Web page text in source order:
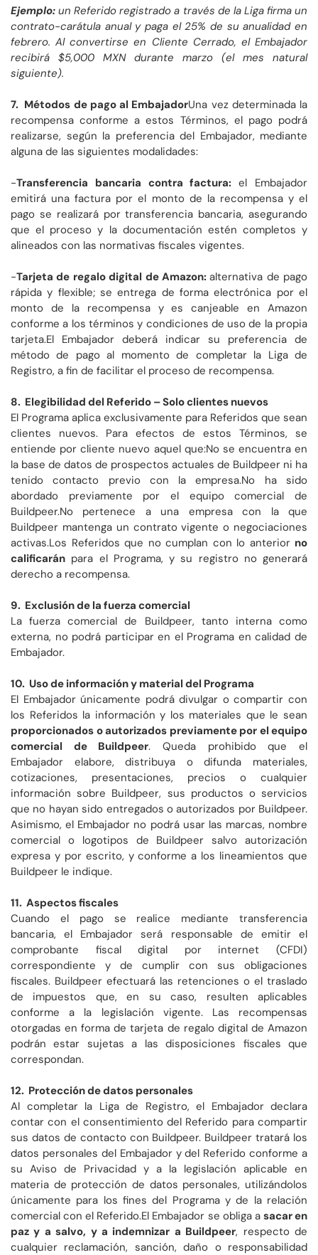
Ejemplo:un Referido registrado a través de la Liga firma un
contrato-carátula anual y paga el 25% de su anualidad en
febrero. Al convertirse en Cliente Cerrado, el Embajador
recibirá $5,000 MXN durante marzo (el mes natural
siguiente).
7. Métodos de pago al EmbajadorUna vez determinada la
recompensa conforme a estos Términos, el pago podrá
realizarse, según la preferencia del Embajador, mediante
alguna de las siguientes modalidades:
-Transferencia bancaria contra factura:el Embajador
emitirá una factura por el monto de la recompensa y el
pago se realizará por transferencia bancaria, asegurando
que el proceso y la documentación estén completos y
alineados con las normativas fiscales vigentes.
-Tarjeta de regalo digital de Amazon:alternativa de pago
rápida y flexible; se entrega de forma electrónica por el
monto de la recompensa y es canjeable en Amazon
conforme a los términos y condiciones de uso de la propia
tarjeta.El Embajador deberá indicar su preferencia de
método de pago al momento de completar la Liga de
Registro, a fin de facilitar el proceso de recompensa.
8. Elegibilidad del Referido – Solo clientes nuevos
El Programa aplica exclusivamente para Referidos que sean
clientes nuevos. Para efectos de estos Términos, se
entiende por cliente nuevo aquel que:No se encuentra en
la base de datos de prospectos actuales de Buildpeer ni ha
tenido contacto previo con la empresa.No ha sido
abordado previamente por el equipo comercial de
Buildpeer.No pertenece a una empresa con la que
Buildpeer mantenga un contrato vigente o negociaciones
activas.Los Referidos que no cumplan con lo anterior no
calificarán para el Programa, y su registro no generará
derecho a recompensa.
9. Exclusión de la fuerza comercial
La fuerza comercial de Buildpeer, tanto interna como
externa, no podrá participar en el Programa en calidad de
Embajador.
10. Uso de información y material del Programa
El Embajador únicamente podrá divulgar o compartir con
los Referidos la información y los materiales que le sean
proporcionados o autorizados previamente por el equipo
comercial de Buildpeer. Queda prohibido que el
Embajador elabore, distribuya o difunda materiales,
cotizaciones, presentaciones, precios o cualquier
información sobre Buildpeer, sus productos o servicios
que no hayan sido entregados o autorizados por Buildpeer.
Asimismo, el Embajador no podrá usar las marcas, nombre
comercial o logotipos de Buildpeer salvo autorización
expresa y por escrito, y conforme a los lineamientos que
Buildpeer le indique.
11. Aspectos fiscales
Cuando el pago se realice mediante transferencia
bancaria, el Embajador será responsable de emitir el
comprobante fiscal digital por internet (CFDI)
correspondiente y de cumplir con sus obligaciones
fiscales. Buildpeer efectuará las retenciones o el traslado
de impuestos que, en su caso, resulten aplicables
conforme a la legislación vigente. Las recompensas
otorgadas en forma de tarjeta de regalo digital de Amazon
podrán estar sujetas a las disposiciones fiscales que
correspondan.
12. Protección de datos personales
Al completar la Liga de Registro, el Embajador declara
contar con el consentimiento del Referido para compartir
sus datos de contacto con Buildpeer. Buildpeer tratará los
datos personales del Embajador y del Referido conforme a
su Aviso de Privacidad y a la legislación aplicable en
materia de protección de datos personales, utilizándolos
únicamente para los fines del Programa y de la relación
comercial con el Referido.El Embajador se obliga a sacar en
paz y a salvo, y a indemnizar a Buildpeer, respecto de
cualquier reclamación, sanción, daño o responsabilidad